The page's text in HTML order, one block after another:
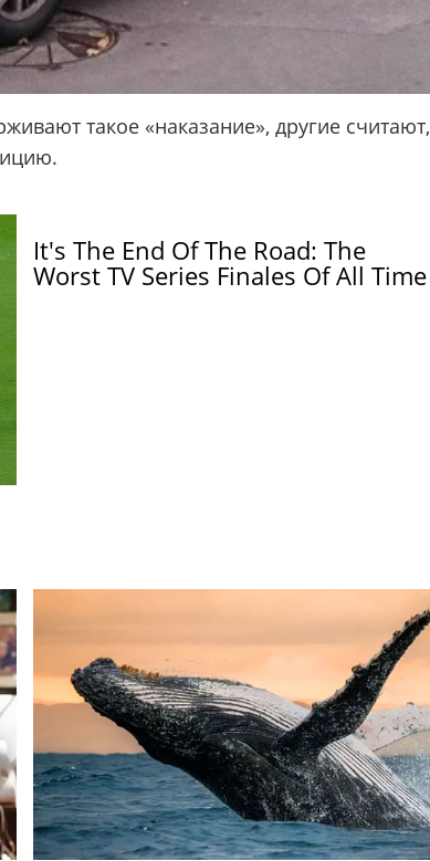
такое «наказание», другие считают,
It's The End Of The Road: The
Worst TV Series Finales Of All Time